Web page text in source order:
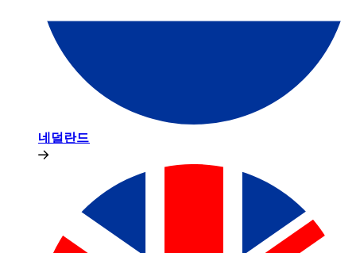
네덜란드​​